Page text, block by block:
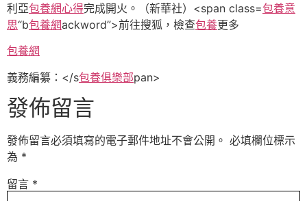
利亞包養網心得完成開火。（新華社）<span class=包養意
思“b包養網ackword”>前往搜狐，檢查包養更多
包養網
義務編纂： </s包養俱樂部pan>
發佈留言
發佈留言必須填寫的電子郵件地址不會公開。 必填欄位標示
為 *
留言 *